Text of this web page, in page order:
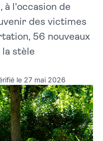
l'occasion de
des victimes
56 nouveaux
stèle
le 27 mai 2026